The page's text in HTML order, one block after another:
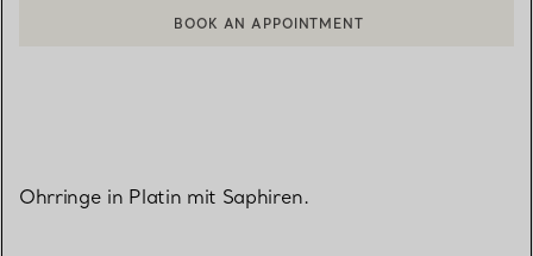
EINEN KUNDENBERATER KONTAKTIEREN ODER EINEN
Ohrringe in Platin mit Saphiren.